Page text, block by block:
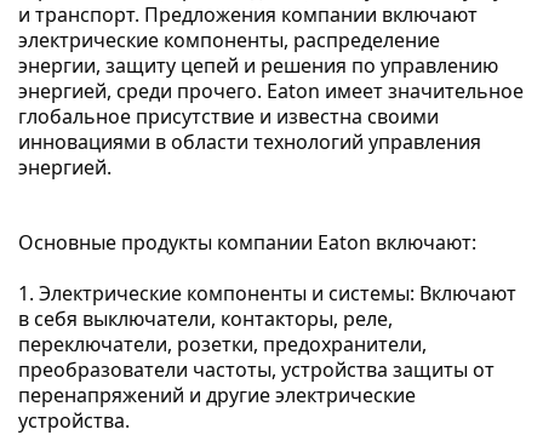
и транспорт. Предложения компании включают
электрические компоненты, распределение
энергии, защиту цепей и решения по управлению
энергией, среди прочего. Eaton имеет значительное
глобальное присутствие и известна своими
инновациями в области технологий управления
энергией.
Основные продукты компании Eaton включают:
1. Электрические компоненты и системы: Включают
в себя выключатели, контакторы, реле,
переключатели, розетки, предохранители,
преобразователи частоты, устройства защиты от
перенапряжений и другие электрические
устройства.